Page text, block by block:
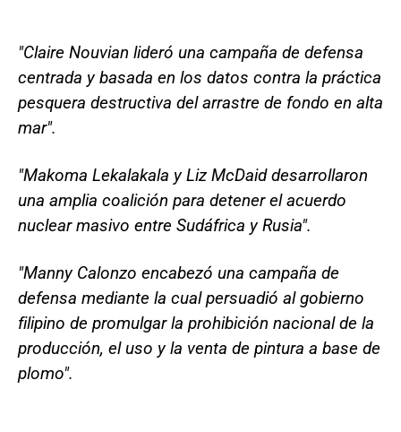
"Claire Nouvian lideró una campaña de defensa
centrada y basada en los datos contra la práctica
pesquera destructiva del arrastre de fondo en alta
mar".
"Makoma Lekalakala y Liz McDaid desarrollaron
una amplia coalición para detener el acuerdo
nuclear masivo entre Sudáfrica y Rusia".
"Manny Calonzo encabezó una campaña de
defensa mediante la cual persuadió al gobierno
filipino de promulgar la prohibición nacional de la
producción, el uso y la venta de pintura a base de
plomo".